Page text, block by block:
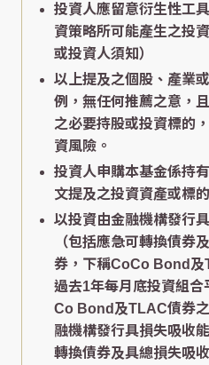
投資人應留意衍生性工
資策略所可能產生之投
或投資人須知）
以上提及之個股、產業
例，無任何推薦之意，
之必要持股或投資標的
資風險。
投資人申購本基金係持
文提及之投資資產或標的
以投資由金融機構發行
（包括應急可轉換債券
券，下稱CoCo Bond及
過去1年每月底投資組
Co Bond及TLAC債券
融機構發行具損失吸收
轉換債券及具總損失吸